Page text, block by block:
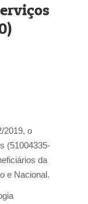
2019, o
(51004335-
da
e Nacional.